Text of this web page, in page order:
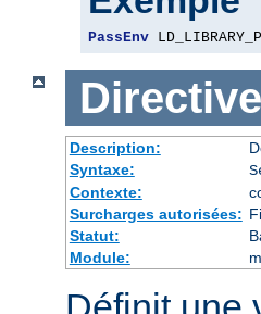
PassEnv
Directive
Description:
Syntaxe:
Contexte:
Surcharges autorisées:
Statut:
Module: